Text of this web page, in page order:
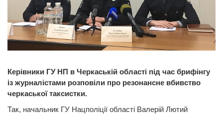
Керівники ГУ НП в Черкаській області під час брифінгу
із журналістами розповіли про резонансне вбивство
черкаської таксистки.
Так, начальник ГУ Нацполіції області Валерій Лютий